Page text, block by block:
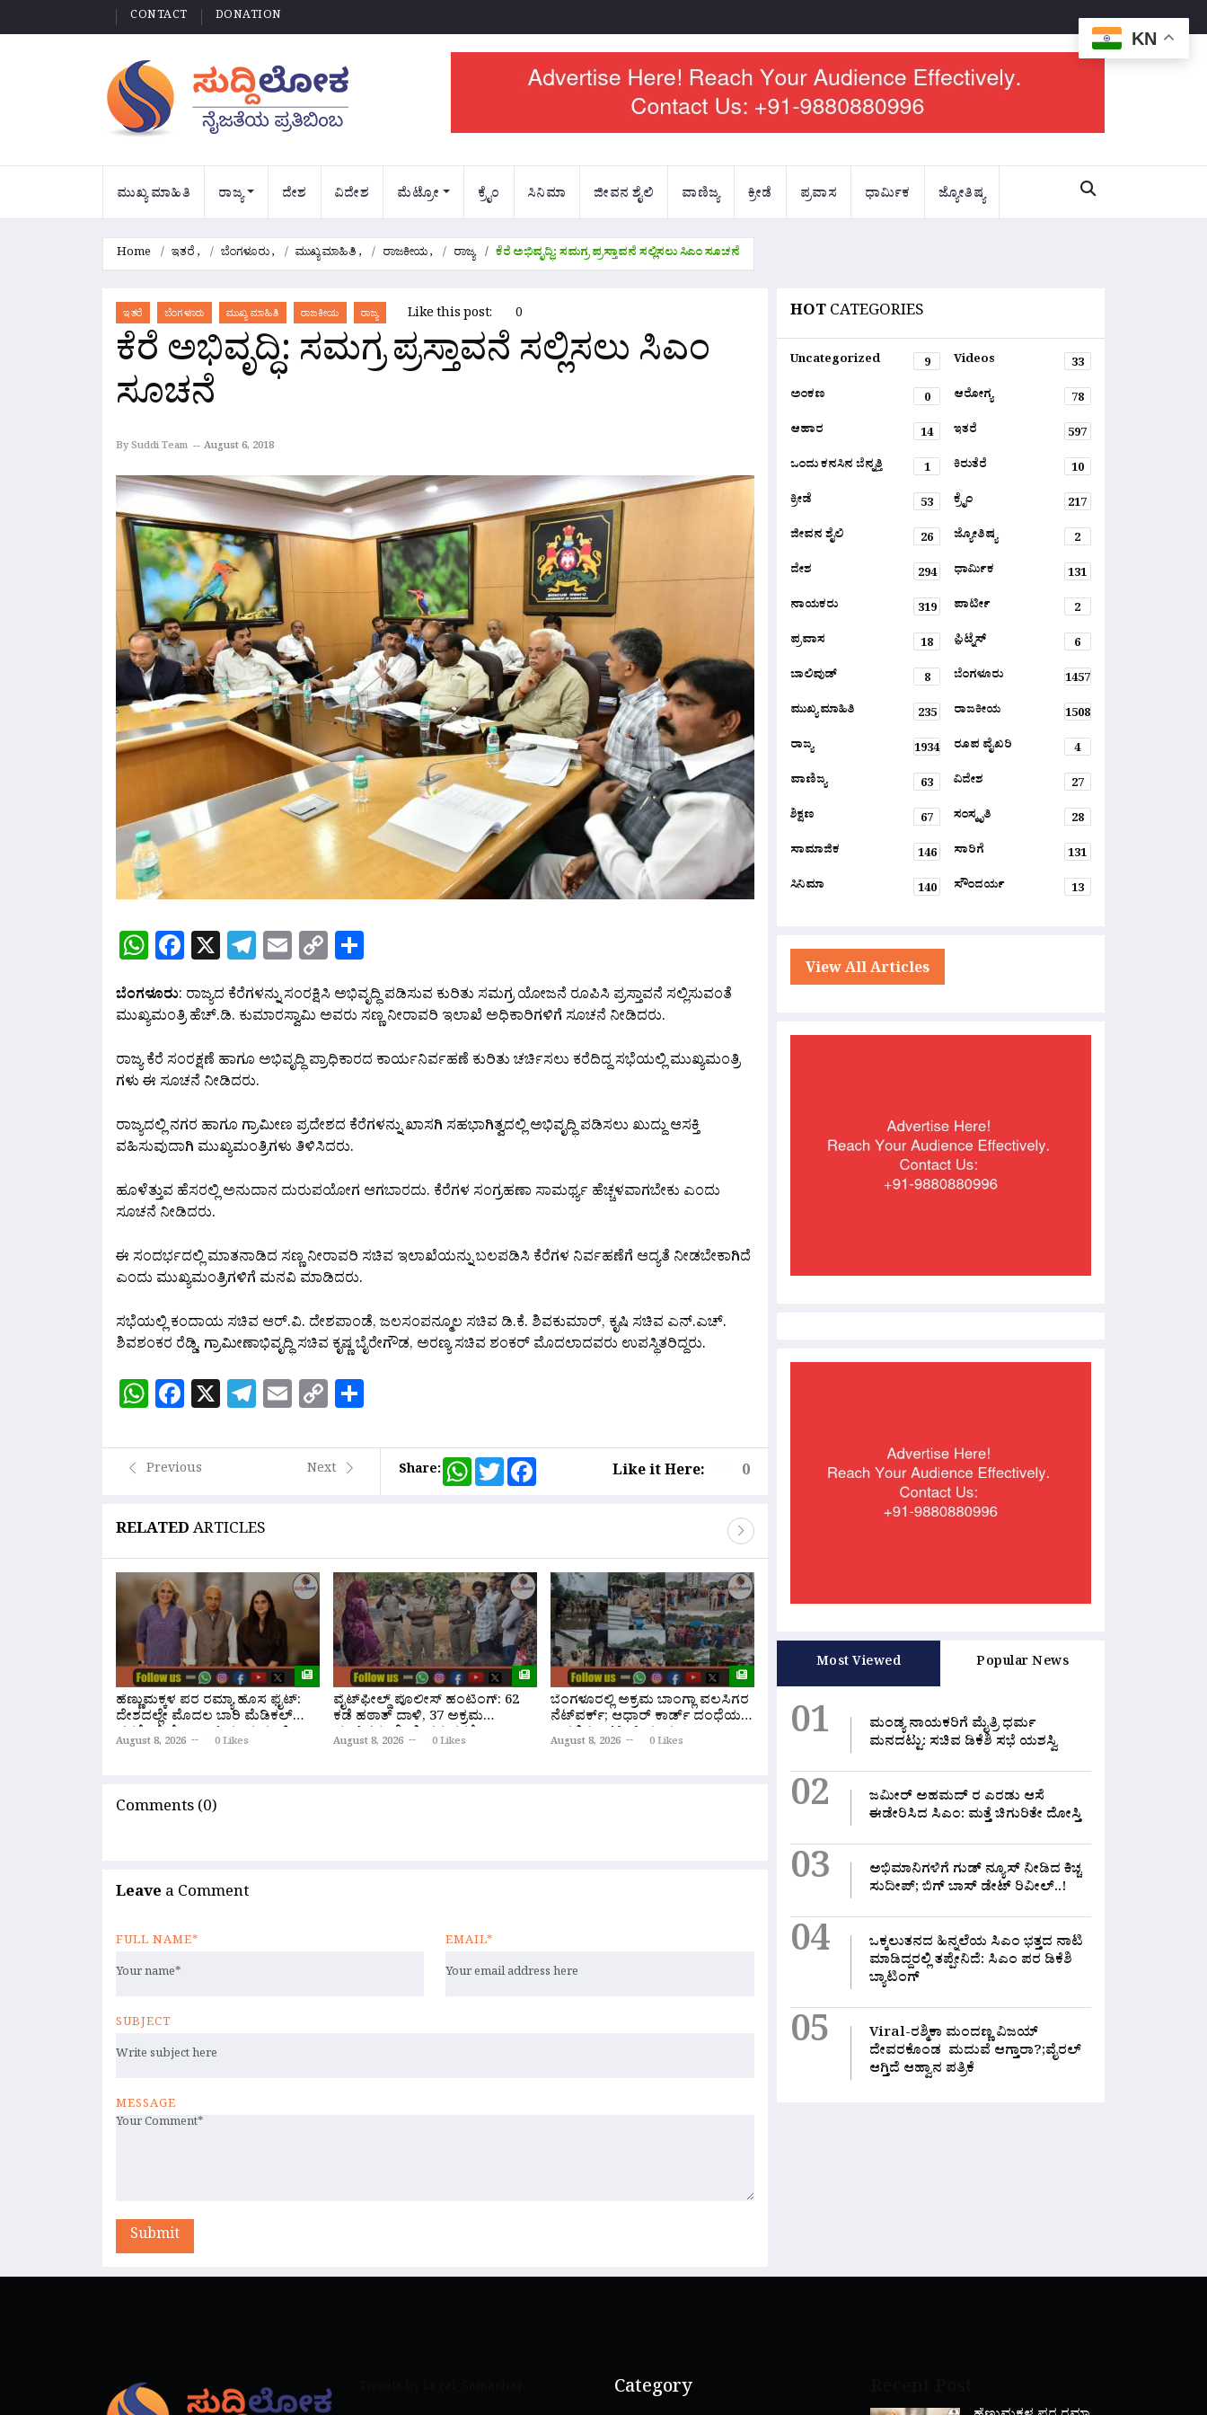
CONTACT DONATION
ಮುಖ್ಯ ಮಾಹಿತಿ ರಾಜ್ಯ ದೇಶ ವಿದೇಶ ಮೆಟ್ರೋ ಕ್ರೈಂ ಸಿನಿಮಾ ಜೀವನ ಶೈಲಿ ವಾಣಿಜ್ಯ ಕ್ರೀಡೆ ಪ್ರವಾಸ ಧಾರ್ಮಿಕ ಜ್ಯೋತಿಷ್ಯ
Home ಇತರೆ, ಬೆಂಗಳೂರು, ಮುಖ್ಯ ಮಾಹಿತಿ, ರಾಜಕೀಯ, ರಾಜ್ಯ ಕೆರೆ ಅಭಿವೃದ್ಧಿ: ಸಮಗ್ರ ಪ್ರಸ್ತಾವನೆ ಸಲ್ಲಿಸಲು ಸಿಎಂ ಸೂಚನೆ
ಇತರೆ ಬೆಂಗಳೂರು ಮುಖ್ಯ ಮಾಹಿತಿ ರಾಜಕೀಯ ರಾಜ್ಯ Like this post: 0
ಕೆರೆ ಅಭಿವೃದ್ಧಿ: ಸಮಗ್ರ ಪ್ರಸ್ತಾವನೆ ಸಲ್ಲಿಸಲು ಸಿಎಂ
ಸೂಚನೆ
By Suddi Team August 6, 2018
WhatsApp
Facebook
X Telegram
Email
Copy
Link
ಬೆಂಗಳೂರು: ರಾಜ್ಯದ ಕೆರೆಗಳನ್ನು ಸಂರಕ್ಷಿಸಿ ಅಭಿವೃದ್ಧಿ ಪಡಿಸುವ ಕುರಿತು ಸಮಗ್ರ ಯೋಜನೆ ರೂಪಿಸಿ ಪ್ರಸ್ತಾವನೆ ಸಲ್ಲಿಸುವಂತೆ
ಮುಖ್ಯಮಂತ್ರಿ ಹೆಚ್.ಡಿ. ಕುಮಾರಸ್ವಾಮಿ ಅವರು ಸಣ್ಣ ನೀರಾವರಿ ಇಲಾಖೆ ಅಧಿಕಾರಿಗಳಿಗೆ ಸೂಚನೆ ನೀಡಿದರು.
ರಾಜ್ಯ ಕೆರೆ ಸಂರಕ್ಷಣೆ ಹಾಗೂ ಅಭಿವೃದ್ಧಿ ಪ್ರಾಧಿಕಾರದ ಕಾರ್ಯನಿರ್ವಹಣೆ ಕುರಿತು ಚರ್ಚಿಸಲು ಕರೆದಿದ್ದ ಸಭೆಯಲ್ಲಿ ಮುಖ್ಯಮಂತ್ರಿ
ಗಳು ಈ ಸೂಚನೆ ನೀಡಿದರು.
ರಾಜ್ಯದಲ್ಲಿ ನಗರ ಹಾಗೂ ಗ್ರಾಮೀಣ ಪ್ರದೇಶದ ಕೆರೆಗಳನ್ನು ಖಾಸಗಿ ಸಹಭಾಗಿತ್ವದಲ್ಲಿ ಅಭಿವೃದ್ಧಿ ಪಡಿಸಲು ಖುದ್ದು ಆಸಕ್ತಿ
ವಹಿಸುವುದಾಗಿ ಮುಖ್ಯಮಂತ್ರಿಗಳು ತಿಳಿಸಿದರು.
ಹೂಳೆತ್ತುವ ಹೆಸರಲ್ಲಿ ಅನುದಾನ ದುರುಪಯೋಗ ಆಗಬಾರದು. ಕೆರೆಗಳ ಸಂಗ್ರಹಣಾ ಸಾಮರ್ಥ್ಯ ಹೆಚ್ಚಳವಾಗಬೇಕು ಎಂದು
ಸೂಚನೆ ನೀಡಿದರು.
ಈ ಸಂದರ್ಭದಲ್ಲಿ ಮಾತನಾಡಿದ ಸಣ್ಣ ನೀರಾವರಿ ಸಚಿವ ಇಲಾಖೆಯನ್ನು ಬಲಪಡಿಸಿ ಕೆರೆಗಳ ನಿರ್ವಹಣೆಗೆ ಆದ್ಯತೆ ನೀಡಬೇಕಾಗಿದೆ
ಎಂದು ಮುಖ್ಯಮಂತ್ರಿಗಳಿಗೆ ಮನವಿ ಮಾಡಿದರು.
ಸಭೆಯಲ್ಲಿ ಕಂದಾಯ ಸಚಿವ ಆರ್.ವಿ. ದೇಶಪಾಂಡೆ, ಜಲಸಂಪನ್ಮೂಲ ಸಚಿವ ಡಿ.ಕೆ. ಶಿವಕುಮಾರ್, ಕೃಷಿ ಸಚಿವ ಎನ್.ಎಚ್.
ಶಿವಶಂಕರ ರೆಡ್ಡಿ, ಗ್ರಾಮೀಣಾಭಿವೃದ್ಧಿ ಸಚಿವ ಕೃಷ್ಣ ಬೈರೇಗೌಡ, ಅರಣ್ಯ ಸಚಿವ ಶಂಕರ್ ಮೊದಲಾದವರು ಉಪಸ್ಥಿತರಿದ್ದರು.
WhatsApp
Facebook
X Telegram
Email
Copy
Link
Previous Next Share: WhatsApp
TwitterFacebook Like it Here: 0
RELATEDARTICLES
ಹೆಣ್ಣುಮಕ್ಕಳ ಪರ ರಮ್ಯಾ ಹೊಸ ಫೈಟ್:
ದೇಶದಲ್ಲೇ ಮೊದಲ ಬಾರಿ ಮೆಡಿಕಲ್
ಪಠ್ಯಕ್ಕೆ ‘ಮೆನೋಪಾಸ್’ ತಂದ ಮಾಜಿ
ಸಂಸದೆ!
August 8, 2026 0 Likes
ವೈಟ್‌ಫೀಲ್ಡ್ ಪೊಲೀಸ್ ಹಂಟಿಂಗ್: 62
ಕಡೆ ಹಠಾತ್ ದಾಳಿ, 37 ಅಕ್ರಮ
ವಲಸಿಗರು ಪೊಲೀಸರ ವಶಕ್ಕೆ!
August 8, 2026 0 Likes
ಬೆಂಗಳೂರಲ್ಲಿ ಅಕ್ರಮ ಬಾಂಗ್ಲಾ ವಲಸಿಗರ
ನೆಟ್‌ವರ್ಕ್; ಆಧಾರ್ ಕಾರ್ಡ್ ದಂಧೆಯ
ಅಸಲಿ ಕಿಂಗ್‌ಪಿನ್ ಯಾರು?
August 8, 2026 0 Likes
ನಮ್ಮ ಮೆಟ್ರೋ ಏರ್‌ಪೋರ್ಟ್ ಲೈನ್‌ಗೆ
ಸಿಕ್ಕಿತು ಗ್ರೀನ್ ಸಿಗ್ನಲ್: ರೈಲ್ವೆ
ಮಂಡಳಿಯಿಂದ ಮಹತ್ವದ ಒಪ್ಪಿಗೆ!
0 Likes
ಬೀಳುತ್ತೆ ಭಾರಿ ದಂಡ..!
August 8, 2026
Comments (0)
Leave a Comment
FULL NAME* EMAIL*
SUBJECT
MESSAGE
Submit
HOTCATEGORIES
Uncategorized 9 Videos
33
ಅಂಕಣ
0 ಆರೋಗ್ಯ
78
ಆಹಾರ
14 ಇತರೆ
597
ಒಂದು ಕನಸಿನ ಬೆನ್ನತ್ತಿ
1 ಕಿರುತೆರೆ
10
ಕ್ರೀಡೆ
53 ಕ್ರೈಂ
217
ಜೀವನ ಶೈಲಿ
26 ಜ್ಯೋತಿಷ್ಯ
2
ದೇಶ
294 ಧಾರ್ಮಿಕ
131
ನಾಯಕರು
319 ಪಾರ್ಟೀ
2
ಪ್ರವಾಸ
18 ಫ಼ಿಟ್ನೆಸ್
6
ಬಾಲಿವುಡ್
8 ಬೆಂಗಳೂರು
1457
ಮುಖ್ಯ ಮಾಹಿತಿ
235 ರಾಜಕೀಯ
1508
ರಾಜ್ಯ
1934 ರೂಪ ವೈಖರಿ
4
ವಾಣಿಜ್ಯ
63 ವಿದೇಶ
27
ಶಿಕ್ಷಣ
67 ಸಂಸ್ಕೃತಿ
28
ಸಾಮಾಜಿಕ
146 ಸಾರಿಗೆ
131
ಸಿನಿಮಾ
140 ಸೌಂದರ್ಯ 13
View All Articles
Most Viewed Popular News
01
ಮಂಡ್ಯ ನಾಯಕರಿಗೆ ಮೈತ್ರಿ ಧರ್ಮ
ಮನದಟ್ಟು: ಸಚಿವ ಡಿಕೆಶಿ ಸಭೆ ಯಶಸ್ವಿ
02
ಜಮೀರ್ ಅಹಮದ್ ರ ಎರಡು ಆಸೆ
ಈಡೇರಿಸಿದ ಸಿಎಂ: ಮತ್ತೆ ಚಿಗುರಿತೇ ದೋಸ್ತಿ
03
ಅಭಿಮಾನಿಗಳಿಗೆ ಗುಡ್ ನ್ಯೂಸ್ ನೀಡಿದ ಕಿಚ್ಚ
ಸುದೀಪ್; ಬಿಗ್ ಬಾಸ್ ಡೇಟ್ ರಿವೀಲ್..!
04
ಒಕ್ಕಲುತನದ ಹಿನ್ನಲೆಯ ಸಿಎಂ ಭತ್ತದ ನಾಟಿ
ಮಾಡಿದ್ದರಲ್ಲಿ‌ ತಪ್ಪೇನಿದೆ: ಸಿಎಂ ಪರ ಡಿಕೆಶಿ
ಬ್ಯಾಟಿಂಗ್
05
Viral-ರಶ್ಮಿಕಾ ಮಂದಣ್ಣ ವಿಜಯ್
ದೇವರಕೊಂಡ ಮದುವೆ ಆಗ್ತಾರಾ?;ವೈರಲ್
ಆಗ್ತಿದೆ ಆಹ್ವಾನ ಪತ್ರಿಕೆ
Category
KN